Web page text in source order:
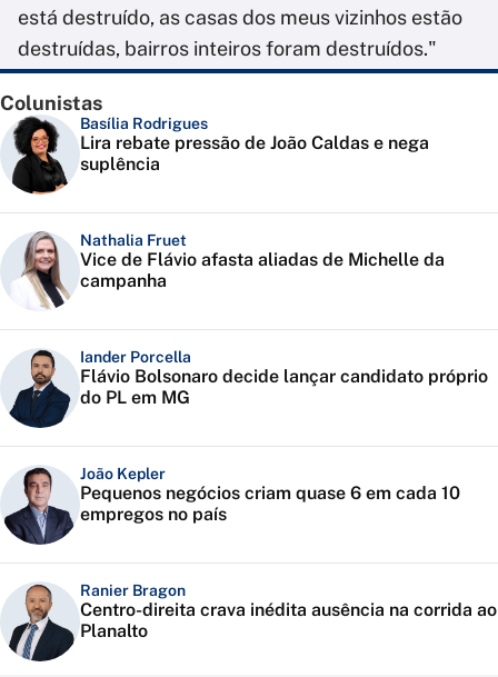
está destruído, as casas dos meus vizinhos estão
destruídas, bairros inteiros foram destruídos."
Colunistas
Basília Rodrigues
Lira rebate pressão de João Caldas e nega
suplência
Nathalia Fruet
Vice de Flávio afasta aliadas de Michelle da
campanha
Iander Porcella
Flávio Bolsonaro decide lançar candidato próprio
do PL em MG
João Kepler
Pequenos negócios criam quase 6 em cada 10
empregos no país
Ranier Bragon
Centro-direita crava inédita ausência na corrida ao
Planalto